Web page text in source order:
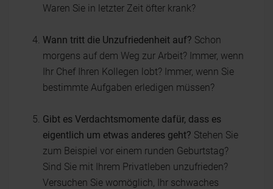
Waren Sie in letzter Zeit öfter krank?
Wann tritt die Unzufriedenheit auf? Schon
morgens auf dem Weg zur Arbeit? Immer, wenn
Ihr Chef Ihren Kollegen lobt? Immer, wenn Sie
bestimmte Aufgaben erledigen müssen?
Gibt es Verdachtsmomente dafür, dass es
eigentlich um etwas anderes geht? Stehen Sie
zum Beispiel vor einem runden Geburtstag?
Sind Sie mit Ihrem Privatleben unzufrieden?
Versuchen Sie womöglich, Ihr schwaches